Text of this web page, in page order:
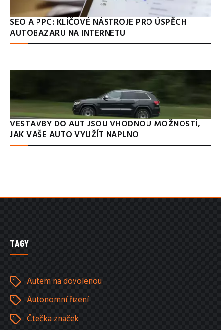
SEO A PPC: KLÍČOVÉ NÁSTROJE PRO ÚSPĚCH
AUTOBAZARU NA INTERNETU
VESTAVBY DO AUT JSOU VHODNOU MOŽNOSTÍ,
JAK VAŠE AUTO VYUŽÍT NAPLNO
TAGY
Autem na dovolenou
Autonomní řízení
Čtečka značek